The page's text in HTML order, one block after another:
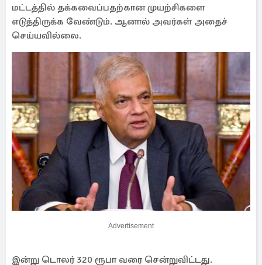
மட்டத்தில் தக்கவைப்பதற்கான முயற்சிகளை
எடுத்திருக்க வேண்டும். ஆனால் அவர்கள் அதைச்
செய்யவில்லை.
Advertisement
இன்று டொலர் 320 ரூபா வரை சென்றுவிட்டது.